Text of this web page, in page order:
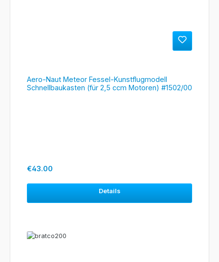
Aero-Naut Meteor Fessel-Kunstflugmodell
Schnellbaukasten (für 2,5 ccm Motoren) #1502/00
Regular price:
€43.00
Details